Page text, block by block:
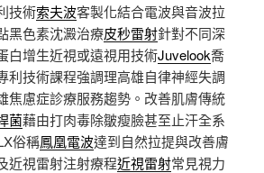
技術索夫波客製化結合電波與音波拉
黑色素沈澱治療皮秒雷射針對不同深
白增生近視或遠視用技術Juvelook喬
利技術課程強調理高雄自律神經失調
焦慮症診療服務趨勢。改善肌膚傳統
菌藉由打肉毒除皺瘦臉甚至止汗全系
俗稱鳳凰電波達到自然拉提與改善膚
近視雷射注射療程近視雷射常見視力